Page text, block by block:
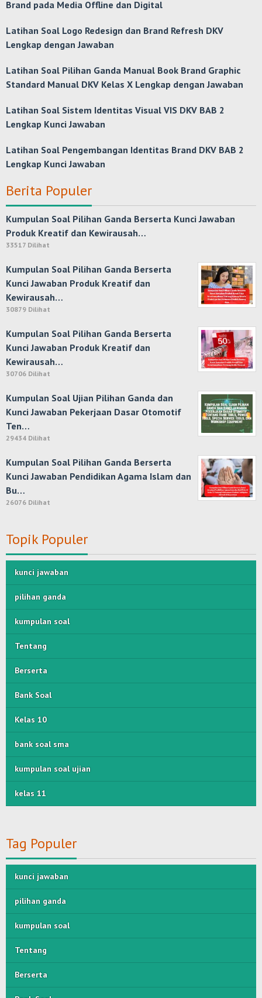
Brand pada Media Offline dan Digital
Latihan Soal Logo Redesign dan Brand Refresh DKV
Lengkap dengan Jawaban
Latihan Soal Pilihan Ganda Manual Book Brand Graphic
Standard Manual DKV Kelas X Lengkap dengan Jawaban
Latihan Soal Sistem Identitas Visual VIS DKV BAB 2
Lengkap Kunci Jawaban
Latihan Soal Pengembangan Identitas Brand DKV BAB 2
Lengkap Kunci Jawaban
Berita Populer
Kumpulan Soal Pilihan Ganda Berserta Kunci Jawaban
Produk Kreatif dan Kewirausah…
33517 Dilihat
Kumpulan Soal Pilihan Ganda Berserta
Kunci Jawaban Produk Kreatif dan
Kewirausah…
30879 Dilihat
Kumpulan Soal Pilihan Ganda Berserta
Kunci Jawaban Produk Kreatif dan
Kewirausah…
30706 Dilihat
Kumpulan Soal Ujian Pilihan Ganda dan
Kunci Jawaban Pekerjaan Dasar Otomotif
Ten…
29434 Dilihat
Kumpulan Soal Pilihan Ganda Berserta
Kunci Jawaban Pendidikan Agama Islam dan
Bu…
26076 Dilihat
Topik Populer
kunci jawaban
pilihan ganda
kumpulan soal
Tentang
Berserta
Bank Soal
Kelas 10
bank soal sma
kumpulan soal ujian
kelas 11
Tag Populer
kunci jawaban
pilihan ganda
kumpulan soal
Tentang
Berserta